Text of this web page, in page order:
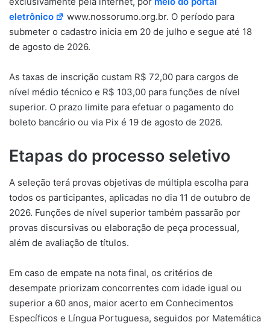
eletrônico
www.nossorumo.org.br. O período para
submeter o cadastro inicia em 20 de julho e segue até 18
de agosto de 2026.
As taxas de inscrição custam R$ 72,00 para cargos de
nível médio técnico e R$ 103,00 para funções de nível
superior. O prazo limite para efetuar o pagamento do
boleto bancário ou via Pix é 19 de agosto de 2026.
Etapas do processo seletivo
A seleção terá provas objetivas de múltipla escolha para
todos os participantes, aplicadas no dia 11 de outubro de
2026. Funções de nível superior também passarão por
provas discursivas ou elaboração de peça processual,
além de avaliação de títulos.
Em caso de empate na nota final, os critérios de
desempate priorizam concorrentes com idade igual ou
superior a 60 anos, maior acerto em Conhecimentos
Específicos e Língua Portuguesa, seguidos por Matemática